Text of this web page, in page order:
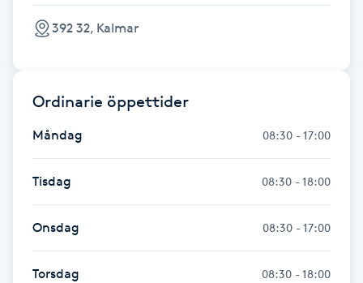
Hyaluronsyra
Hyperhidros
Hypnos
Hårborttagning
392 32, Kalmar
Ordinarie öppettider
Måndag 08:30 - 17:00
Tisdag 08:30 - 18:00
Onsdag 08:30 - 17:00
Torsdag 08:30 - 18:00